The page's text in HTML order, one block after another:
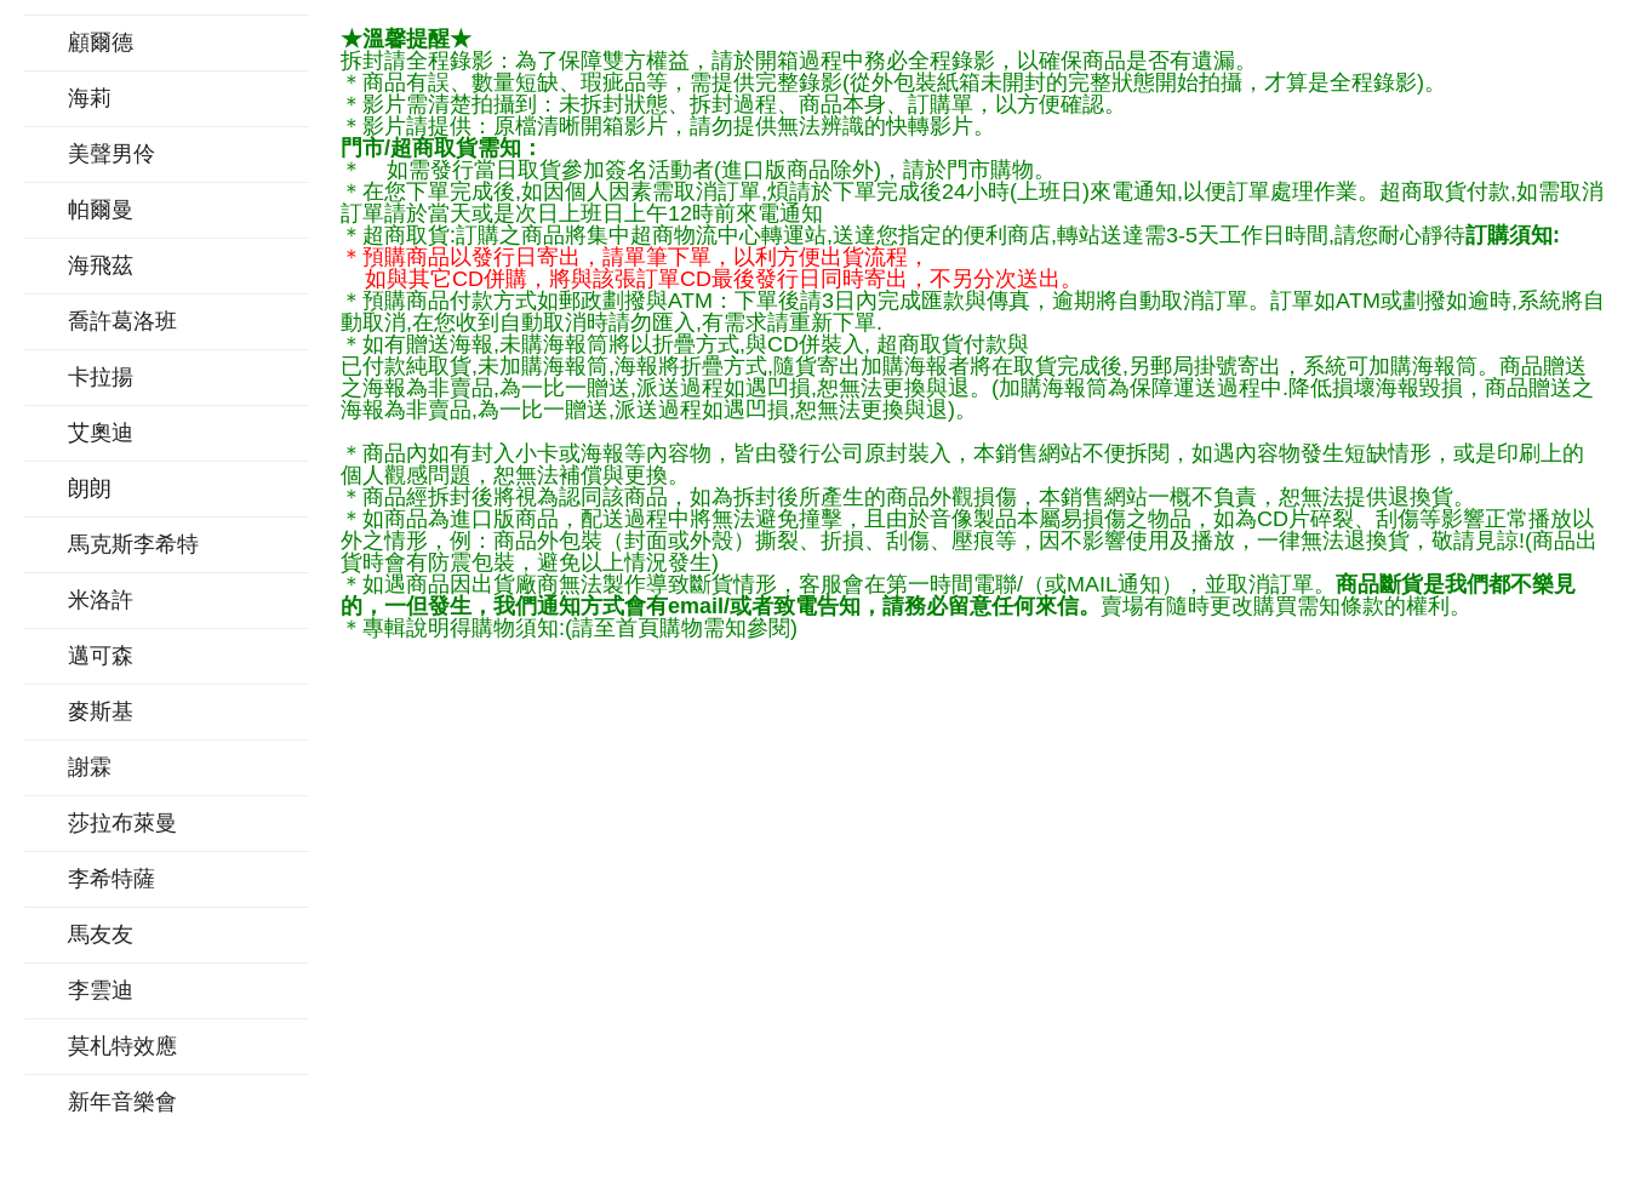
顧爾德
海莉
美聲男伶
帕爾曼
海飛茲
喬許葛洛班
卡拉揚
艾奧迪
朗朗
馬克斯李希特
米洛許
邁可森
麥斯基
謝霖
莎拉布萊曼
李希特薩
馬友友
李雲迪
莫札特效應
新年音樂會
★溫馨提醒★
拆封請全程錄影：為了保障雙方權益，請於開箱過程中務必全程錄影，以確保商品是否有遺漏。
＊商品有誤、數量短缺、瑕疵品等，需提供完整錄影(從外包裝紙箱未開封的完整狀態開始拍攝，才算是全程錄影)。
＊影片需清楚拍攝到：未拆封狀態、拆封過程、商品本身、訂購單，以方便確認。
＊影片請提供：原檔清晰開箱影片，請勿提供無法辨識的快轉影片。
門市/超商取貨需知：
＊ 如需發行當日取貨參加簽名活動者(進口版商品除外)，請於門市購物。
＊在您下單完成後,如因個人因素需取消訂單,煩請於下單完成後24小時(上班日)來電通知,以便訂單處理作業。超商取貨付款,如需取消
訂單請於當天或是次日上班日上午12時前來電通知
＊超商取貨:訂購之商品將集中超商物流中心轉運站,送達您指定的便利商店,轉站送達需3-5天工作日時間,請您耐心靜待訂購須知:
＊預購商品以發行日寄出，請單筆下單，以利方便出貨流程，
如與其它CD併購，將與該張訂單CD最後發行日同時寄出，不另分次送出。
＊預購商品付款方式如郵政劃撥與ATM：下單後請3日內完成匯款與傳真，逾期將自動取消訂單。訂單如ATM或劃撥如逾時,系統將自
動取消,在您收到自動取消時請勿匯入,有需求請重新下單.
＊如有贈送海報,未購海報筒將以折疊方式,與CD併裝入, 超商取貨付款與
已付款純取貨,未加購海報筒,海報將折疊方式,隨貨寄出加購海報者將在取貨完成後,另郵局掛號寄出，系統可加購海報筒。商品贈送
之海報為非賣品,為一比一贈送,派送過程如遇凹損,恕無法更換與退。(加購海報筒為保障運送過程中.降低損壞海報毀損，商品贈送之
海報為非賣品,為一比一贈送,派送過程如遇凹損,恕無法更換與退)。
＊商品內如有封入小卡或海報等內容物，皆由發行公司原封裝入，本銷售網站不便拆閱，如遇內容物發生短缺情形，或是印刷上的
個人觀感問題，恕無法補償與更換。
＊商品經拆封後將視為認同該商品，如為拆封後所產生的商品外觀損傷，本銷售網站一概不負責，恕無法提供退換貨。
＊如商品為進口版商品，配送過程中將無法避免撞擊，且由於音像製品本屬易損傷之物品，如為CD片碎裂、刮傷等影響正常播放以
外之情形，例：商品外包裝（封面或外殼）撕裂、折損、刮傷、壓痕等，因不影響使用及播放，一律無法退換貨，敬請見諒!(商品出
貨時會有防震包裝，避免以上情況發生)
＊如遇商品因出貨廠商無法製作導致斷貨情形，客服會在第一時間電聯/（或MAIL通知），並取消訂單。 商品斷貨是我們都不樂見
的，一但發生，我們通知方式會有email/或者致電告知，請務必留意任何來信。 賣場有隨時更改購買需知條款的權利。
＊專輯說明得購物須知:(請至首頁購物需知參閱)